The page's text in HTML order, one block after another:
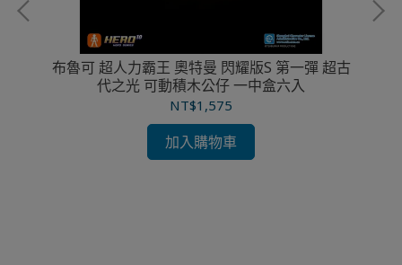
布魯可 超人力霸王 奧特曼 閃耀版S 第一彈 超古
代之光 可動積木公仔 一中盒六入
NT$1,575
加入購物車